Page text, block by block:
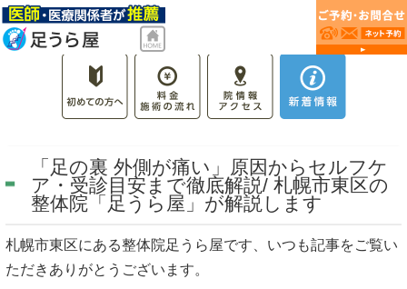
「足の裏 外側が痛い」原因からセルフケ
ア・受診目安まで徹底解説/ 札幌市東区の
整体院「足うら屋」が解説します
札幌市東区にある整体院足うら屋です、いつも記事をご覧い
ただきありがとうございます。